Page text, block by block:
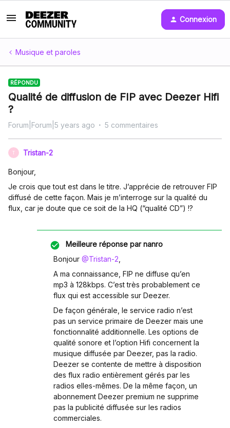
Connexion
Musique et paroles
RÉPONDU
Qualité de diffusion de FIP avec Deezer Hifi
?
Forum|Forum|5 years ago 5 commentaires
T Tristan-2
Bonjour,
Je crois que tout est dans le titre. J’apprécie de retrouver FIP
diffusé de cette façon. Mais je m’interroge sur la qualité du
flux, car je doute que ce soit de la HQ (“qualité CD”) !?
Meilleure réponse parnanro
Bonjour @Tristan-2
A ma connaissance, FIP ne diffuse qu’en
mp3 à 128kbps. C’est très probablement ce
flux qui est accessible sur Deezer.
De façon générale, le service radio n’est
pas un service primaire de Deezer mais une
fonctionnalité additionnelle. Les options de
qualité sonore et l’option Hifi concernent la
musique diffusée par Deezer, pas la radio.
Deezer se contente de mettre à disposition
des flux radio entièrement gérés par les
radios elles-mêmes. De la même façon, un
abonnement Deezer premium ne supprime
pas la publicité diffusée sur les radios
commerciales.